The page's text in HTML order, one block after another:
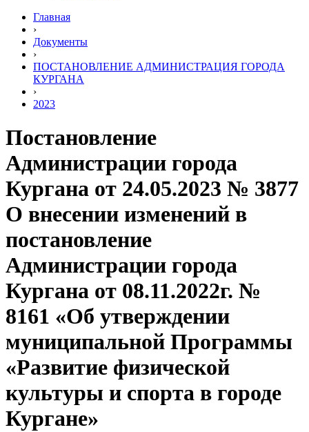
Главная
›
Документы
›
ПОСТАНОВЛЕНИЕ АДМИНИСТРАЦИЯ ГОРОДА
КУРГАНА
›
2023
Постановление
Администрации города
Кургана от 24.05.2023 № 3877
О внесении изменений в
постановление
Администрации города
Кургана от 08.11.2022г. №
8161 «Об утверждении
муниципальной Программы
«Развитие физической
культуры и спорта в городе
Кургане»